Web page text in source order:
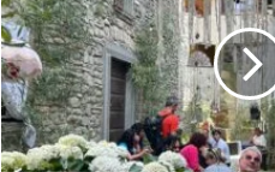
parla
di
ambiente